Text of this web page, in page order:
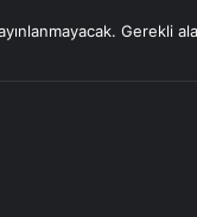
Gerekli